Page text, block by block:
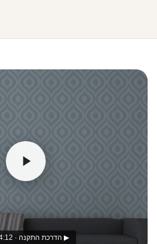
▶ הדרכת התקנה · 4:12 דקות